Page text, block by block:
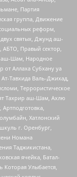
Партия
группа, Движение
реформ,
святых, Джунд аш-
АБТО, Правый сектор,
аш-Шам, Народное
Аллаха Субхану уа
Тавхида Валь-Джихад,
Террористическое
Тахрир аш-Шам, Ахлю
Хатлонский
г. Оренбург,
Номана
Таджикистана,
ячейка, Батал-
Улыбается,